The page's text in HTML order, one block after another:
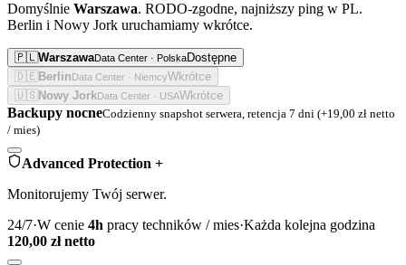
Domyślnie Warszawa. RODO-zgodne, najniższy ping w PL.
Berlin i Nowy Jork uruchamiamy wkrótce.
🇵🇱WarszawaData Center · PolskaDostępne
🇩🇪 Berlin Data Center · NiemcyWkrótce
🇺🇸 Nowy JorkData Center · USAWkrótce
Backupy nocneCodzienny snapshot serwera, retencja 7 dni (+19,00 zł netto
/ mies)
Advanced Protection +
Monitorujemy Twój serwer.
24/7·W cenie 4h pracy techników / mies·Każda kolejna godzina
120,00 zł netto